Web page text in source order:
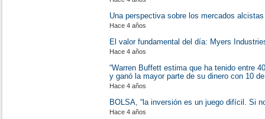
Una perspectiva sobre los mercados
Hace 4 años
El valor fundamental del día: Myers
Hace 4 años
“Warren Buffett estima que ha tenido entre
y ganó la mayor parte de su dinero con 10 de
Hace 4 años
BOLSA, “la inversión es un juego difícil. Si
Hace 4 años